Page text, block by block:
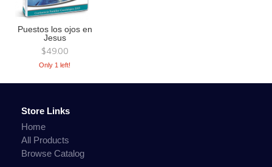
Puestos los ojos en
Jesus
$49.00
Only 1 left!
Store Links
Home
All Products
Browse Catalog